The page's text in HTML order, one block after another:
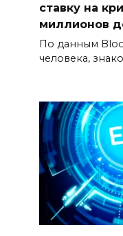
ставку на
миллионов
По данным
человека,